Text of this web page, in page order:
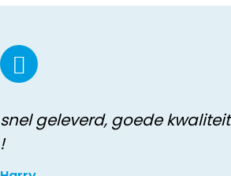
snel geleverd, goede kwaliteit
!